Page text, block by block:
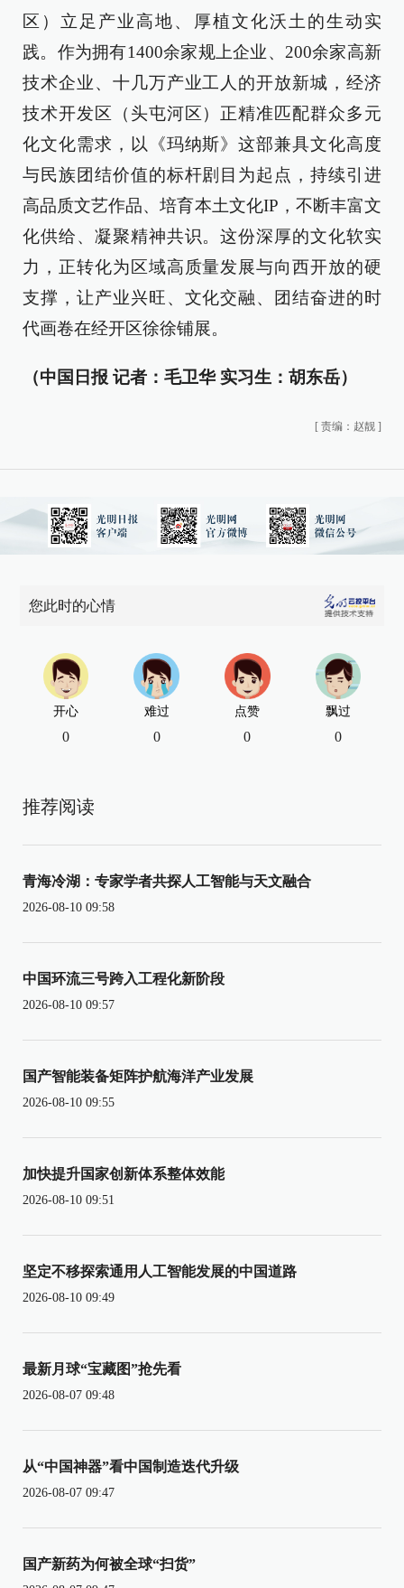
区）立足产业高地、厚植文化沃土的生动实
践。作为拥有1400余家规上企业、200余家高新
技术企业、十几万产业工人的开放新城，经济
技术开发区（头屯河区）正精准匹配群众多元
化文化需求，以《玛纳斯》这部兼具文化高度
与民族团结价值的标杆剧目为起点，持续引进
高品质文艺作品、培育本土文化IP，不断丰富文
化供给、凝聚精神共识。这份深厚的文化软实
力，正转化为区域高质量发展与向西开放的硬
支撑，让产业兴旺、文化交融、团结奋进的时
代画卷在经开区徐徐铺展。
（中国日报 记者：毛卫华 实习生：胡东岳）
[ 责编：赵靓 ]
您此时的心情
开心
0
难过
0
点赞
0
飘过
0
推荐阅读
青海冷湖：专家学者共探人工智能与天文融合
2026-08-10 09:58
中国环流三号跨入工程化新阶段
2026-08-10 09:57
国产智能装备矩阵护航海洋产业发展
2026-08-10 09:55
加快提升国家创新体系整体效能
2026-08-10 09:51
坚定不移探索通用人工智能发展的中国道路
2026-08-10 09:49
最新月球“宝藏图”抢先看
2026-08-07 09:48
从“中国神器”看中国制造迭代升级
2026-08-07 09:47
国产新药为何被全球“扫货”